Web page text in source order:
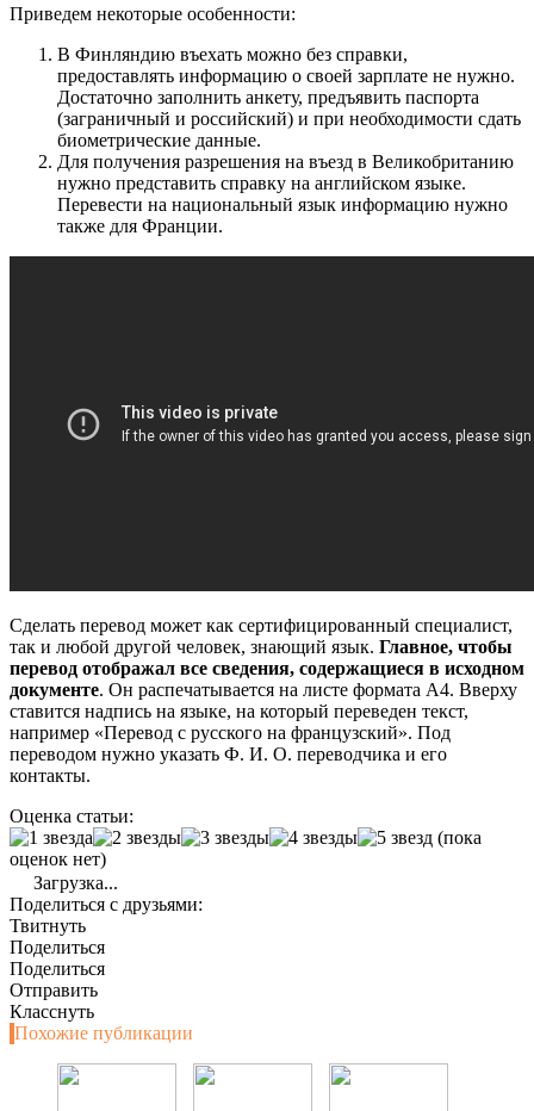
Приведем некоторые особенности:
В Финляндию въехать можно без справки,
предоставлять информацию о своей зарплате не нужно.
Достаточно заполнить анкету, предъявить паспорта
(заграничный и российский) и при необходимости сдать
биометрические данные.
Для получения разрешения на въезд в Великобританию
нужно представить справку на английском языке.
Перевести на национальный язык информацию нужно
также для Франции.
Сделать перевод может как сертифицированный специалист,
так и любой другой человек, знающий язык. Главное, чтобы
перевод отображал все сведения, содержащиеся в исходном
документе. Он распечатывается на листе формата А4. Вверху
ставится надпись на языке, на который переведен текст,
например «Перевод с русского на французский». Под
переводом нужно указать Ф. И. О. переводчика и его
контакты.
Оценка статьи:
(пока
оценок нет)
Загрузка...
Поделиться с друзьями:
Твитнуть
Поделиться
Поделиться
Отправить
Класснуть
Похожие публикации